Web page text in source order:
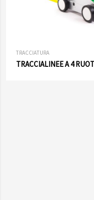
TRACCIATURA
TRACCIALINEE A 4